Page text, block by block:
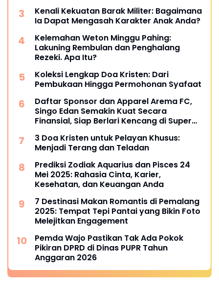
Kenali Kekuatan Barak Militer: Bagaimana
Ia Dapat Mengasah Karakter Anak Anda?
Kelemahan Weton Minggu Pahing:
Lakuning Rembulan dan Penghalang
Rezeki. Apa Itu?
Koleksi Lengkap Doa Kristen: Dari
Pembukaan Hingga Permohonan Syafaat
Daftar Sponsor dan Apparel Arema FC,
Singo Edan Semakin Kuat Secara
Finansial, Siap Berlari Kencang di Super
3 Doa Kristen untuk Pelayan Khusus:
Menjadi Terang dan Teladan
Prediksi Zodiak Aquarius dan Pisces 24
Mei 2025: Rahasia Cinta, Karier,
Kesehatan, dan Keuangan Anda
7 Destinasi Makan Romantis di Pemalang
2025: Tempat Tepi Pantai yang Bikin Foto
Melejitkan Engagement
Pemda Wajo Pastikan Tak Ada Pokok
Pikiran DPRD di Dinas PUPR Tahun
Anggaran 2026